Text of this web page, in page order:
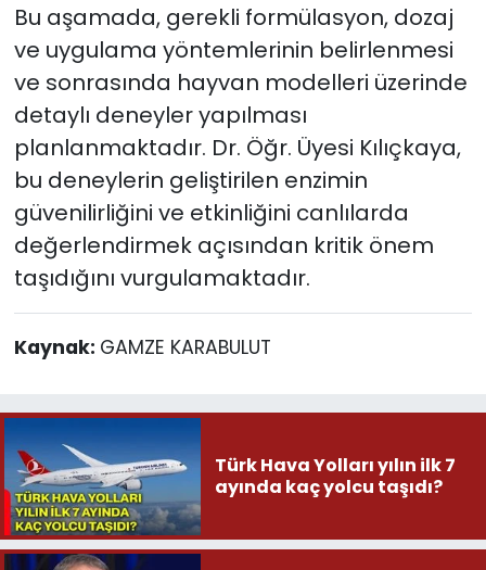
Bu aşamada, gerekli formülasyon, dozaj
ve uygulama yöntemlerinin belirlenmesi
ve sonrasında hayvan modelleri üzerinde
detaylı deneyler yapılması
planlanmaktadır. Dr. Öğr. Üyesi Kılıçkaya,
bu deneylerin geliştirilen enzimin
güvenilirliğini ve etkinliğini canlılarda
değerlendirmek açısından kritik önem
taşıdığını vurgulamaktadır.
Kaynak: GAMZE KARABULUT
Türk Hava Yolları yılın ilk 7
ayında kaç yolcu taşıdı?